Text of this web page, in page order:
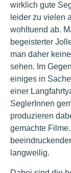
wirklich gute
leider zu vielen
wohltuend ab.
begeisterter
man daher
sehen. Im
einiges in
einer
SeglerInnen
produzieren
gemachte
langweilig.